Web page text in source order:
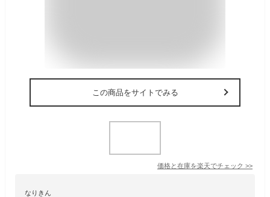
この商品をサイトでみる
価格と在庫を楽天でチェック >>
なりきん